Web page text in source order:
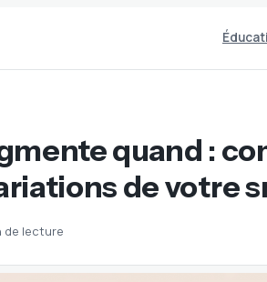
quand :
de votre
de lecture